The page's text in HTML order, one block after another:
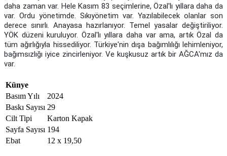
daha zaman var. Hele Kasım 83 seçimlerine, Özal'lı yıllara daha da
var. Ordu yönetimde. Sıkıyönetim var. Yazılabilecek olanlar son
derece sınırlı. Anayasa hazırlanıyor. Temel yasalar değiştiriliyor.
YÖK düzeni kuruluyor. Özal'lı yıllara daha var ama, artık Özal da
tüm ağırlığıyla hissediliyor. Türkiye'nin dışa bağımlılığı lehimleniyor,
bağımsızlığı iyice zincirleniyor. Ve kuşkusuz artık bir AĞCA'mız da
var.
Künye
Basım Yılı
2024
Baskı Sayısı 29
Cilt Tipi
Karton Kapak
Sayfa Sayısı 194
Ebat
12 x 19,50